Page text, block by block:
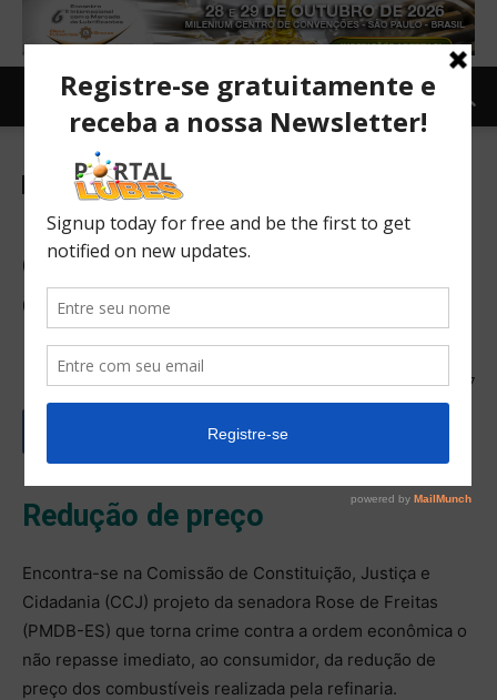
Postos de serviço e revendedores
Posto que não repassar
queda de preço de
combustível poderá ser
punido
09/03/2017 467
Redução de preço
Encontra-se na Comissão de Constituição, Justiça e
Cidadania (CCJ) projeto da senadora Rose de Freitas
(PMDB-ES) que torna crime contra a ordem econômica o
não repasse imediato, ao consumidor, da redução de
preço dos combustíveis realizada pela refinaria.